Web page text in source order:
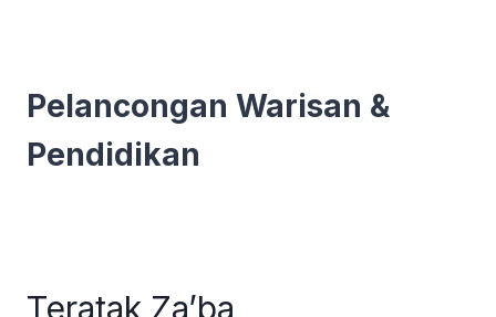
Pelancongan Warisan &
Pendidikan
Teratak Za’ba